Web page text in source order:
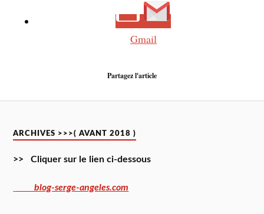
Gmail
Partagez l'article
ARCHIVES >>>( AVANT 2018 )
>> Cliquer sur le lien ci-dessous
blog-serge-angeles.com